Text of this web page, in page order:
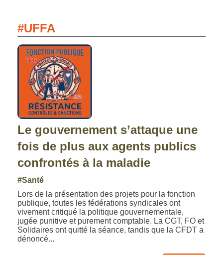
#UFFA
Le gouvernement s’attaque une
fois de plus aux agents publics
confrontés à la maladie
#Santé
Lors de la présentation des projets pour la fonction
publique, toutes les fédérations syndicales ont
vivement critiqué la politique gouvernementale,
jugée punitive et purement comptable. La CGT, FO et
Solidaires ont quitté la séance, tandis que la CFDT a
dénoncé...